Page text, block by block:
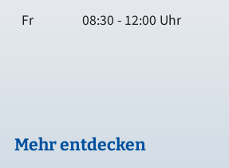
Fr
08:30 - 12:00 Uhr
Mehr entdecken